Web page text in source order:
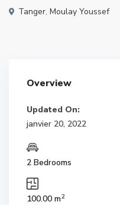
Tanger, Moulay Youssef
Overview
Updated On:
janvier 20, 2022
2 Bedrooms
100.00 m2